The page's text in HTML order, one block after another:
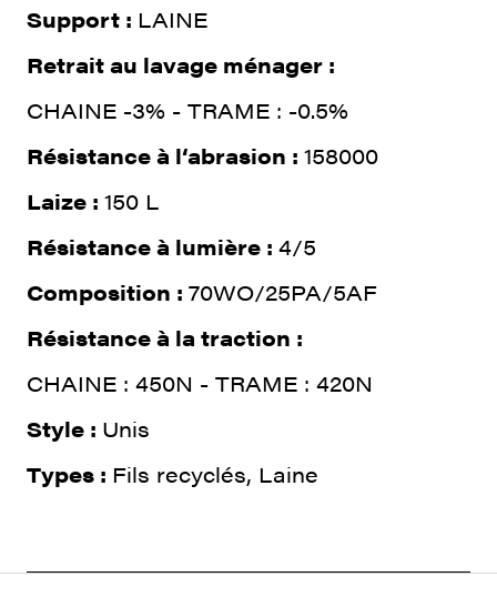
Support : LAINE
Retrait au lavage ménager :
CHAINE -3% - TRAME : -0.5%
Résistance à l‘abrasion : 158000
Laize : 150 L
Résistance à lumière : 4/5
Composition : 70WO/25PA/5AF
Résistance à la traction :
CHAINE : 450N - TRAME : 420N
Style : Unis
Types : Fils recyclés, Laine